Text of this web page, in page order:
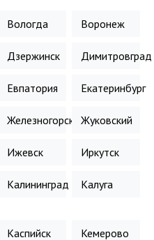
Вологда Воронеж
Дзержинск Димитровград
Евпатория Екатеринбург
Железногорск Жуковский
Ижевск Иркутск
Калининград Калуга
Каспийск Кемерово